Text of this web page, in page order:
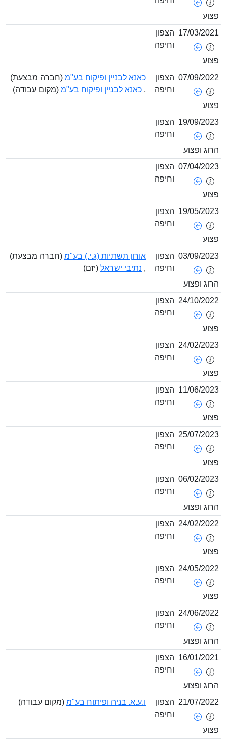
17/03/ הצפון
וחיפה
07/09/ הצפון
וחיפה
כאנא לבניין ופיקוח בע"מ(חברה מבצעת)
כאנא לבניין ופיקוח בע"מ(מקום עבודה)
19/09/
ופצוע
הצפון
וחיפה
07/04/ הצפון
וחיפה
19/05/ הצפון
וחיפה
03/09/
ופצוע
הצפון
וחיפה
אורון תשתיות (ג.י.) בע"מ(חברה מבצעת)
נתיבי ישראל(יזם)
24/10/ הצפון
וחיפה
24/02/ הצפון
וחיפה
11/06/ הצפון
וחיפה
25/07/ הצפון
וחיפה
06/02/
ופצוע
הצפון
וחיפה
24/02/ הצפון
וחיפה
24/05/ הצפון
וחיפה
24/06/
ופצוע
הצפון
וחיפה
16/01/
ופצוע
הצפון
וחיפה
21/07/ הצפון
וחיפה
ו.ע.א. בניה ופיתוח בע"מ(מקום עבודה)